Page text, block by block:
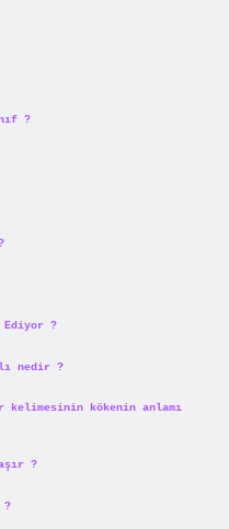
?
Ediyor ?
nedir ?
kelimesinin kökenin anlamı
?
?